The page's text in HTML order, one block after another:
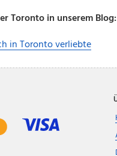
Toronto in unserem Blog:
in Toronto verliebte